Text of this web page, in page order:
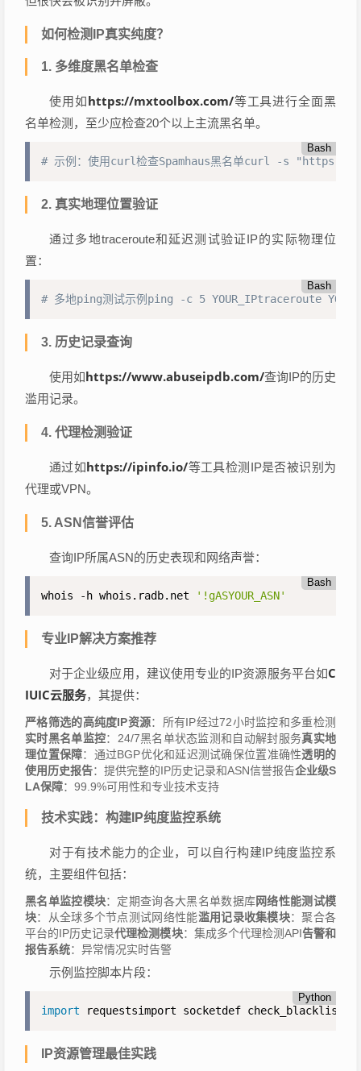
如何检测IP真实纯度？
1. 多维度黑名单检查
使用如https://mxtoolbox.com/等工具进行全面黑
名单检测，至少应检查20个以上主流黑名单。
Bash
# 示例：使用curl检查Spamhaus黑名单curl -s
2. 真实地理位置验证
通过多地traceroute和延迟测试验证IP的实际物理位
置：
Bash
# 多地ping测试示例ping -c 5 YOUR_IPtraceroute
3. 历史记录查询
使用如https://www.abuseipdb.com/查询IP的历史
滥用记录。
4. 代理检测验证
通过如https://ipinfo.io/等工具检测IP是否被识别为
代理或VPN。
5. ASN信誉评估
查询IP所属ASN的历史表现和网络声誉：
Bash
whois -h whois.radb.net '!gASYOUR_ASN'
专业IP解决方案推荐
对于企业级应用，建议使用专业的IP资源服务平台如C
IUIC云服务，其提供：
严格筛选的高纯度IP资源：所有IP经过72小时监控和多重检测
实时黑名单监控：24/7黑名单状态监测和自动解封服务真实地
理位置保障：通过BGP优化和延迟测试确保位置准确性透明的
使用历史报告：提供完整的IP历史记录和ASN信誉报告企业级S
LA保障：99.9%可用性和专业技术支持
技术实践：构建IP纯度监控系统
对于有技术能力的企业，可以自行构建IP纯度监控系
统，主要组件包括：
黑名单监控模块：定期查询各大黑名单数据库网络性能测试模
块：从全球多个节点测试网络性能滥用记录收集模块：聚合各
平台的IP历史记录代理检测模块：集成多个代理检测API告警和
报告系统：异常情况实时告警
示例监控脚本片段：
Python
import requestsimport socketdef check_blacklists
IP资源管理最佳实践